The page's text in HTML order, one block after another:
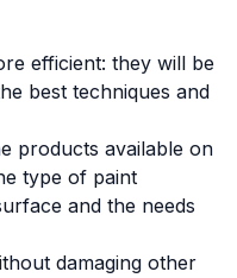
efficient: they will be
best techniques and
products available on
type of paint
and the needs
damaging other